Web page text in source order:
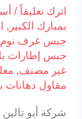
اترك تعليقاً /
بمبارك الكبير ,
جبس غرف نوم
جبس إطارات
غير مصنف,
مقاول دهانات
شركة أبو